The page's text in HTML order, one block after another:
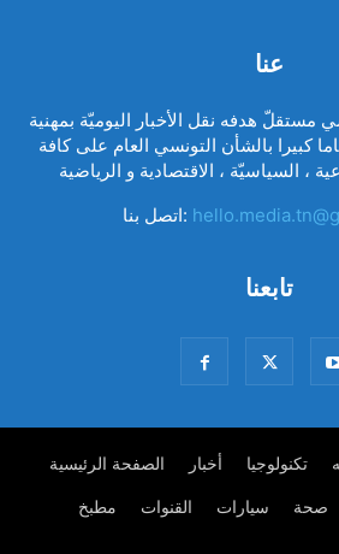
عنا
هدفه نقل الأخبار اليوميّة بمهنية
كبيرا بالشأن التونسي العام على كافة
اتصل بنا:
تابعنا
الصفحة الرئيسية أخبار تكنولوجيا
مطبخ القنوات سيارات صحة